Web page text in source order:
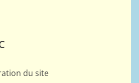
du site